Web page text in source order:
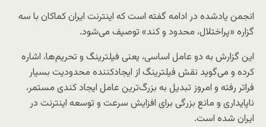
انجمن یادشده در ادامه گفته است که اینترنت ایران کماکان با سه
گزاره «پراختلال، محدود و کند» توصیف می‌شود.
این گزارش به دو عامل اساسی، یعنی فیلترینگ و تحریم‌ها، اشاره
کرده و می‌گوید نقش فیلترینگ از ایجادکننده محدودیت بسیار
فراتر رفته و امروز تبدیل به بزرگ‌ترین عامل ایجاد کندی مستمر،
ناپایداری و مانع بزرگی برای افزایش سرعت و توسعه اینترنت در
ایران شده است.